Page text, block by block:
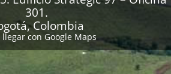
301.
Colombia
llegar con Google Maps